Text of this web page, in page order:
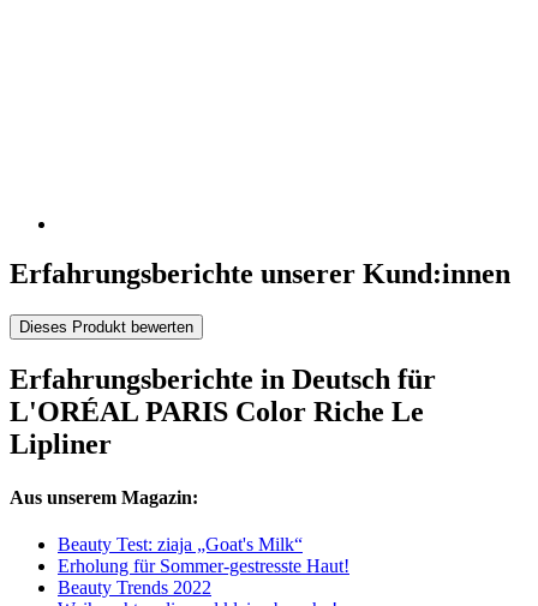
Erfahrungsberichte unserer Kund:innen
Dieses Produkt bewerten
Erfahrungsberichte in Deutsch für
L'ORÉAL PARIS Color Riche Le
Lipliner
Aus unserem Magazin:
Beauty Test: ziaja „Goat's Milk“
Erholung für Sommer-gestresste Haut!
Beauty Trends 2022